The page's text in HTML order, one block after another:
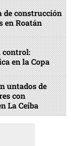
de construcción
en Roatán
control:
en la Copa
untados de
con
La Ceiba